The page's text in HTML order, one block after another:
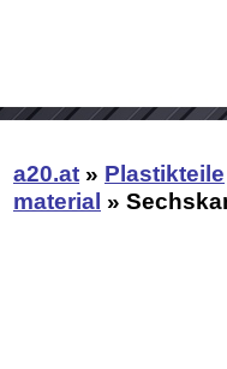
a20.at » Plastikteile
material »